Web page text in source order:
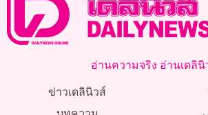
อ่านความจริง อ่านเดลินิ
ข่าวเดลินิวส์